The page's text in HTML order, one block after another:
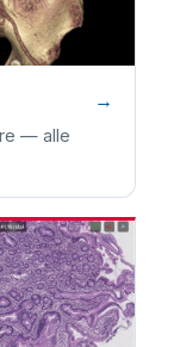
→
— alle